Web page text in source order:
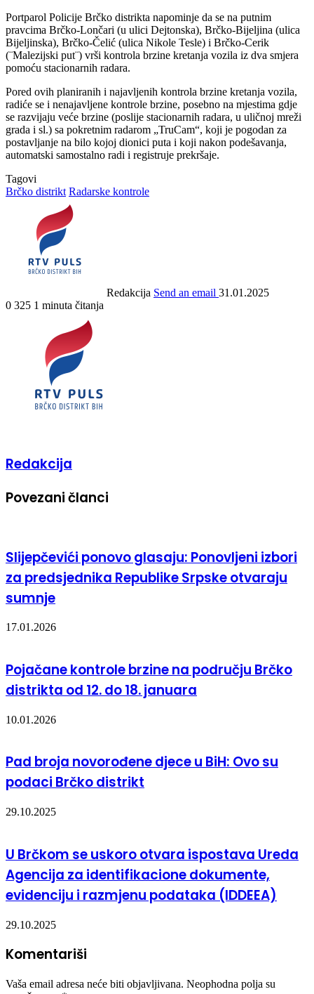
Portparol Policije Brčko distrikta napominje da se na putnim
pravcima Brčko-Lončari (u ulici Dejtonska), Brčko-Bijeljina (ulica
Bijeljinska), Brčko-Čelić (ulica Nikole Tesle) i Brčko-Cerik
(¨Malezijski put¨) vrši kontrola brzine kretanja vozila iz dva smjera
pomoću stacionarnih radara.
Pored ovih planiranih i najavljenih kontrola brzine kretanja vozila,
radiće se i nenajavljene kontrole brzine, posebno na mjestima gdje
se razvijaju veće brzine (poslije stacionarnih radara, u uličnoj mreži
grada i sl.) sa pokretnim radarom „TruCam“, koji je pogodan za
postavljanje na bilo kojoj dionici puta i koji nakon podešavanja,
automatski samostalno radi i registruje prekršaje.
Tagovi
Brčko distrikt Radarske kontrole
Redakcija Send an email 31.01.2025
0 325 1 minuta čitanja
Redakcija
Povezani članci
Slijepčevići ponovo glasaju: Ponovljeni izbori
za predsjednika Republike Srpske otvaraju
sumnje
17.01.2026
Pojačane kontrole brzine na području Brčko
distrikta od 12. do 18. januara
10.01.2026
Pad broja novorođene djece u BiH: Ovo su
podaci Brčko distrikt
29.10.2025
U Brčkom se uskoro otvara ispostava Ureda
Agencija za identifikacione dokumente,
evidenciju i razmjenu podataka (IDDEEA)
29.10.2025
Komentariši
Vaša email adresa neće biti objavljivana. Neophodna polja su